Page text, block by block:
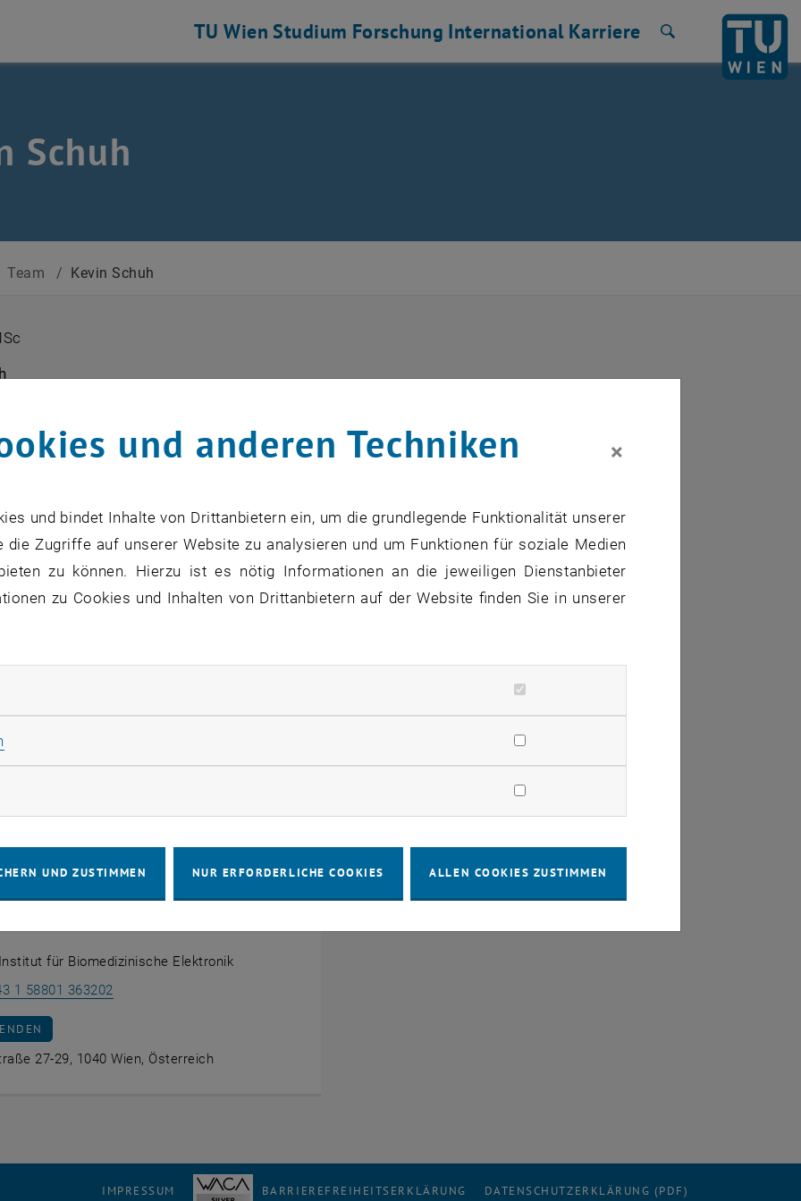
TU Wien Studium Forschung International Karriere
Schuh
Team / Kevin Schuh
@tuwien.ac.at
für Biomedizinische Elektronik
1 58801 363202
KEVIN SCHUH SENDEN
27-29, 1040 Wien, Österreich
IMPRESSUM BARRIEREFREIHEITSERKLÄRUNG DATENSCHUTZERKLÄRUNG (PDF)
und anderen Techniken ×
und bindet Inhalte von Drittanbietern ein, um die grundlegende Funktionalität unserer
Zugriffe auf unserer Website zu analysieren und um Funktionen für soziale Medien
zu können. Hierzu ist es nötig Informationen an die jeweiligen Dienstanbieter
zu Cookies und Inhalten von Drittanbietern auf der Website finden Sie in unserer
Cookies zulassen
UND ZUSTIMMEN NUR ERFORDERLICHE COOKIES ALLEN COOKIES ZUSTIMMEN